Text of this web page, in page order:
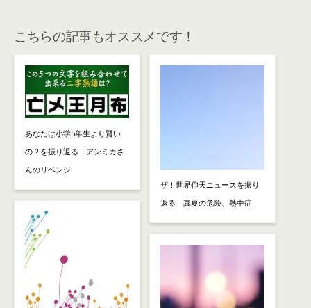
こちらの記事もオススメです！
あなたは小学5年生より賢い
の？を振り返る アンミカさ
んのリベンジ
ザ！世界仰天ニュースを振り
返る 真夏の危険、熱中症